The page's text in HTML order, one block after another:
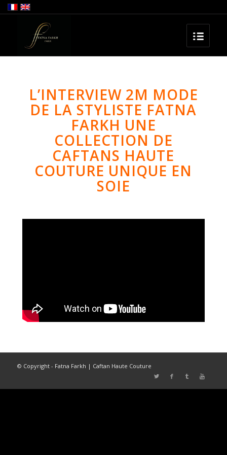
L’INTERVIEW 2M MODE
DE LA STYLISTE FATNA
FARKH UNE
COLLECTION DE
CAFTANS HAUTE
COUTURE UNIQUE EN
SOIE
© Copyright - Fatna Farkh | Caftan Haute Couture